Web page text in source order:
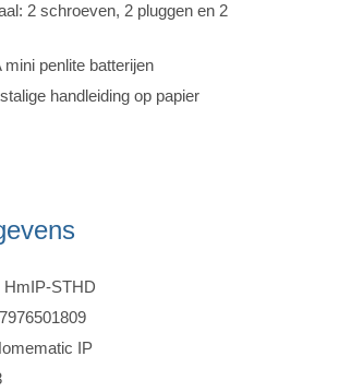
2 schroeven, 2 pluggen en 2
mini penlite batterijen
handleiding op papier
STHD
IP